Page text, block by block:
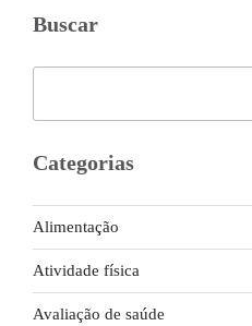
Buscar
Categorias
Alimentação
Atividade física
Avaliação de saúde